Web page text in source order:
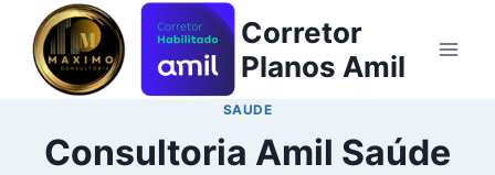
Corretor
Planos Amil
SAUDE
Consultoria Amil Saúde